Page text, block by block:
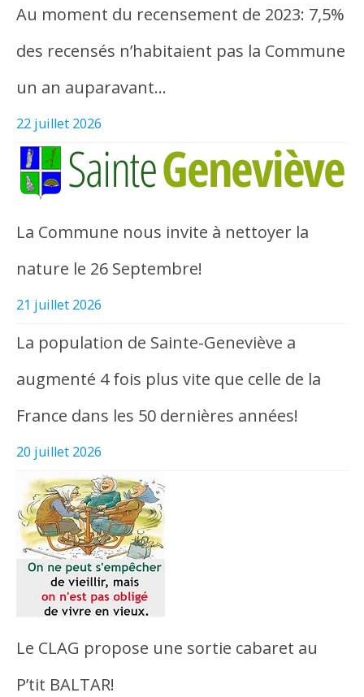
Au moment du recensement de 2023: 7,5%
des recensés n’habitaient pas la Commune
un an auparavant…
22 juillet 2026
La Commune nous invite à nettoyer la
nature le 26 Septembre!
21 juillet 2026
La population de Sainte-Geneviève a
augmenté 4 fois plus vite que celle de la
France dans les 50 dernières années!
20 juillet 2026
Le CLAG propose une sortie cabaret au
P’tit BALTAR!